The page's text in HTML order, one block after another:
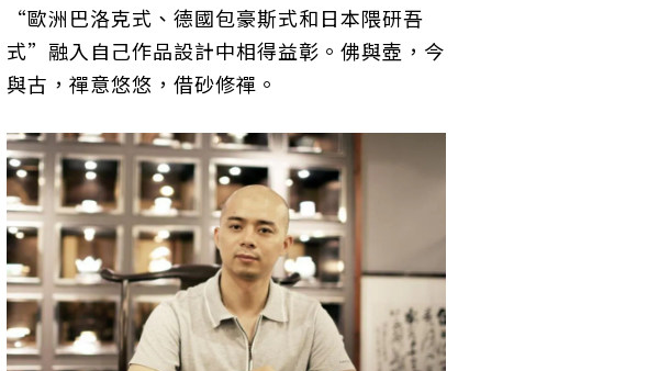
“歐洲巴洛克式、德國包豪斯式和日本隈研吾
式”融入自己作品設計中相得益彰。佛與壺，今
與古，禪意悠悠，借砂修禪。